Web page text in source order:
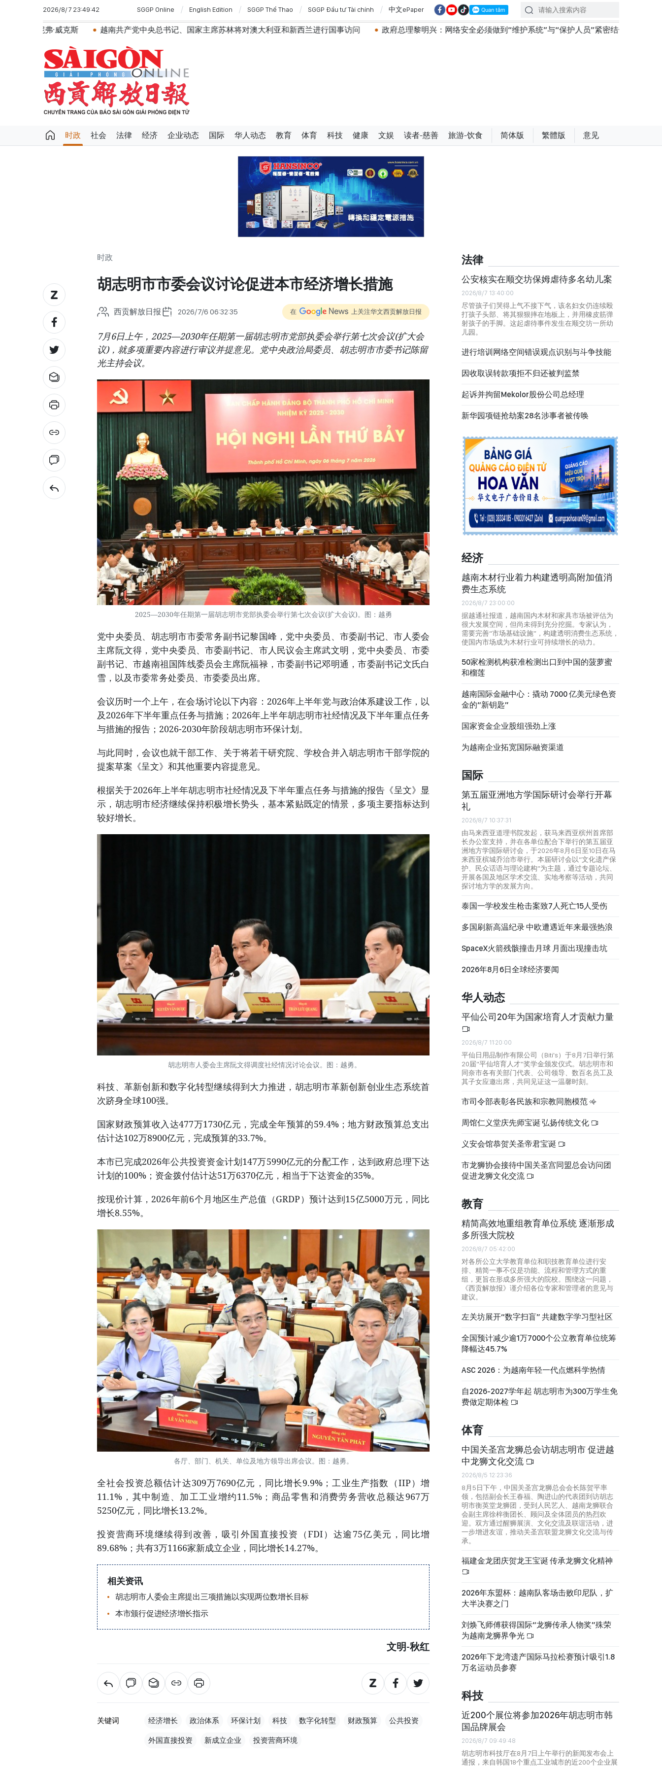
2026/8/7 23:49:42 SGGP Online English Edition SGGP Thể Thao SGGP Đầu tư Tài chính 中文ePaper
越南共产党中央总书记、国家主席苏林将对澳大利亚和新西兰进行国事访问 政府总理黎明兴：网络安全必须做到“维护系统”与“保护人员”紧密结合 越南政府总理黎明兴会
时政 社会 法律 经济 企业动态 国际 华人动态 教育 体育 科技 健康 文娱 读者-慈善 旅游-饮食 简体版 繁體版 意见
时政
胡志明市市委会议讨论促进本市经济增长措施
西贡解放日报 2026/7/6 06:32:35 在 上关注华文西贡解放日报
7月6日上午，2025—2030年任期第一届胡志明市党部执委会举行第七次会议(扩大会
议)，就多项重要内容进行审议并提意见。党中央政治局委员、胡志明市市委书记陈留
光主持会议。
2025—2030年任期第一届胡志明市党部执委会举行第七次会议(扩大会议)。图：越勇
党中央委员、胡志明市市委常务副书记黎国峰，党中央委员、市委副书记、市人委会
主席阮文得，党中央委员、市委副书记、市人民议会主席武文明，党中央委员、市委
副书记、市越南祖国阵线委员会主席阮福禄，市委副书记邓明通，市委副书记文氏白
雪，以及市委常务处委员、市委委员出席。
会议历时一个上午，在会场讨论以下内容：2026年上半年党与政治体系建设工作，以
及2026年下半年重点任务与措施；2026年上半年胡志明市社经情况及下半年重点任务
与措施的报告；2026-2030年阶段胡志明市环保计划。
与此同时，会议也就干部工作、关于将若干研究院、学校合并入胡志明市干部学院的
提案草案《呈文》和其他重要内容提意见。
根据关于2026年上半年胡志明市社经情况及下半年重点任务与措施的报告《呈文》显
示，胡志明市经济继续保持积极增长势头，基本紧贴既定的情景，多项主要指标达到
较好增长。
胡志明市人委会主席阮文得调度社经情况讨论会议。图：越勇。
科技、革新创新和数字化转型继续得到大力推进，胡志明市革新创新创业生态系统首
次跻身全球100强。
国家财政预算收入达477万1730亿元，完成全年预算的59.4%；地方财政预算总支出
估计达102万8900亿元，完成预算的33.7%。
本市已完成2026年公共投资资金计划147万5990亿元的分配工作，达到政府总理下达
计划的100%；资金拨付估计达51万6370亿元，相当于下达资金的35%。
按现价计算，2026年前6个月地区生产总值（GRDP）预计达到15亿5000万元，同比
增长8.55%。
各厅、部门、机关、单位及地方领导出席会议。图：越勇。
全社会投资总额估计达309万7690亿元，同比增长9.9%；工业生产指数（IIP）增
11.1%，其中制造、加工工业增约11.5%；商品零售和消费劳务营收总额达967万
5250亿元，同比增长13.2%。
投资营商环境继续得到改善，吸引外国直接投资（FDI）达逾75亿美元，同比增
89.68%；共有3万1166家新成立企业，同比增长14.27%。
相关资讯
胡志明市人委会主席提出三项措施以实现两位数增长目标
本市颁行促进经济增长指示
文明-秋红
关键词 经济增长 政治体系 环保计划 科技 数字化转型 财政预算 公共投资
外国直接投资 新成立企业 投资营商环境
法律
公安核实在顺交坊保姆虐待多名幼儿案
2026/8/7 13:40:00
尽管孩子们哭得上气不接下气，该名妇女仍连续殴
打孩子头部、将其狠狠摔在地板上，并用橡皮筋弹
射孩子的手脚。这起虐待事件发生在顺交坊一所幼
儿园。
进行培训网络空间错误观点识别与斗争技能
因收取误转款项拒不归还被判监禁
起诉并拘留Mekolor股份公司总经理
新华园项链抢劫案28名涉事者被传唤
经济
越南木材行业着力构建透明高附加值消
费生态系统
2026/8/7 23:00:00
据越通社报道，越南国内木材和家具市场被评估为
很大发展空间，但尚未得到充分挖掘。专家认为，
需要完善“市场基础设施”，构建透明消费生态系统，
使国内市场成为木材行业可持续增长的动力。
50家检测机构获准检测出口到中国的菠萝蜜
和榴莲
越南国际金融中心：撬动 7000 亿美元绿色资
金的“新钥匙”
国家资金企业股组强劲上涨
为越南企业拓宽国际融资渠道
国际
第五届亚洲地方学国际研讨会举行开幕
礼
2026/8/7 10:37:31
由马来西亚道理书院发起，获马来西亚槟州首席部
长办公室支持，并在各单位配合下举行的第五届亚
洲地方学国际研讨会，于2026年8月6日至10日在马
来西亚槟城乔治市举行。本届研讨会以“文化遗产保
护、民众话语与理论建构”为主题，通过专题论坛、
开展各国及地区学术交流、实地考察等活动，共同
探讨地方学的发展方向。
泰国一学校发生枪击案致7人死亡15人受伤
多国刷新高温纪录 中欧遭遇近年来最强热浪
SpaceX火箭残骸撞击月球 月面出现撞击坑
2026年8月6日全球经济要闻
华人动态
平仙公司20年为国家培育人才贡献力量
2026/8/7 11:20:00
平仙日用品制作有限公司（Biti's）于8月7日举行第
20届“平仙培育人才”奖学金颁发仪式。胡志明市和
同奈市各有关部门代表、公司领导、数百名员工及
其子女应邀出席，共同见证这一温馨时刻。
市司令部表彰各民族和宗教同胞模范
周馆仁义堂庆先师宝诞 弘扬传统文化
义安会馆恭贺关圣帝君宝诞
市龙狮协会接待中国关圣宫同盟总会访问团
促进龙狮文化交流
教育
精简高效地重组教育单位系统 逐渐形成
多所强大院校
2026/8/7 05:42:00
对各所公立大学教育单位和职技教育单位进行安
排、精简一事不仅是功能、流程和管理方式的重
组，更旨在形成多所强大的院校。围绕这一问题，
《西贡解放报》谨介绍各位专家和管理者的意见与
建议。
左关坊展开“数字扫盲” 共建数字学习型社区
全国预计减少逾1万7000个公立教育单位统筹
降幅达45.7%
ASC 2026：为越南年轻一代点燃科学热情
自2026-2027学年起 胡志明市为300万学生免
费做定期体检
体育
中国关圣宫龙狮总会访胡志明市 促进越
中龙狮文化交流
2026/8/5 12:23:36
8月5日下午，中国关圣宫龙狮总会会长陈贺平率
领，包括副会长王春福、陶进山的代表团到访胡志
明市衡英堂龙狮团，受到人民艺人、越南龙狮联合
会副主席徐梓衡团长、顾问及全体团员的热烈欢
迎。双方通过醒狮展演、文化交流及联谊活动，进
一步增进友谊，推动关圣宫联盟龙狮文化交流与传
承。
福建金龙团庆贺龙王宝诞 传承龙狮文化精神
2026年东盟杯：越南队客场击败印尼队，扩
大半决赛之门
刘焕飞师傅获得国际“龙狮传承人物奖”殊荣
为越南龙狮界争光
2026年下龙湾遗产国际马拉松赛预计吸引1.8
万名运动员参赛
科技
近200个展位将参加2026年胡志明市韩
国品牌展会
2026/8/7 09:49:48
胡志明市科技厅在8月7日上午举行的新闻发布会上
通报，来自韩国18个重点工业城市的近200个企业展